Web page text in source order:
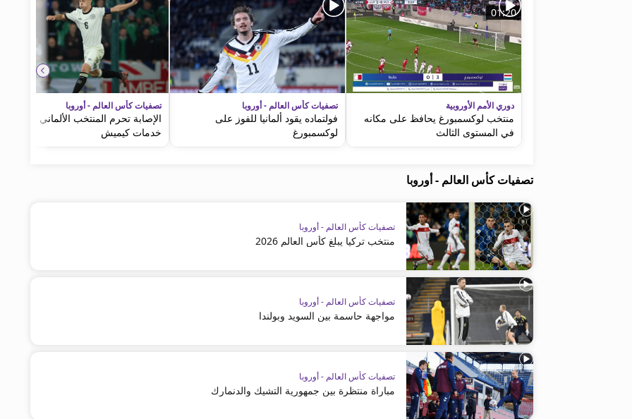
01:20
دوري الأمم الأوروبية
منتخب لوكسمبورغ يحافظ على مكانه
في المستوى الثالث
تصفيات كأس العالم - أوروبا
فولتماده يقود ألمانيا للفوز على
لوكسمبورغ
تصفيات كأس العالم - أوروبا
الإصابة تحرم المنتخب الألماني من
خدمات كيميش
تصفيات كأس العالم - أوروبا
تصفيات كأس العالم - أوروبا
منتخب تركيا يبلغ كأس العالم 2026
تصفيات كأس العالم - أوروبا
مواجهة حاسمة بين السويد وبولندا
تصفيات كأس العالم - أوروبا
مباراة منتظرة بين جمهورية التشيك والدنمارك